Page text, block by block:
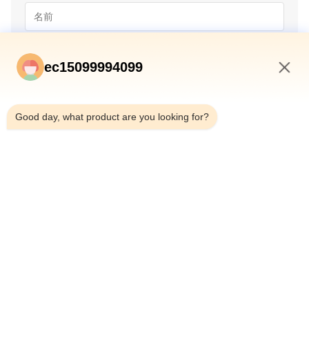
ec15099994099
Good day, what product are you looking for?